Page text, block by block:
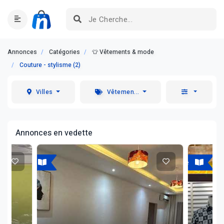
Annonces Catégories
👕 Vêtements & mode
Couture - stylisme (2)
Villes Vêtemen...
Annonces en vedette
A louer A vendre